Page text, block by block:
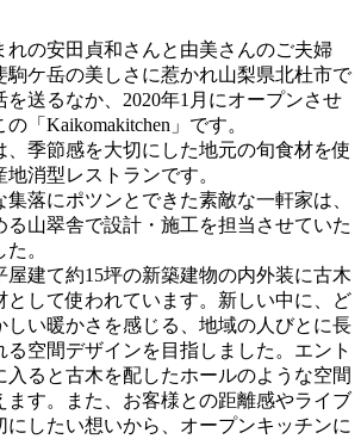
れの安田貞和さんと由美さんのご夫婦
駒ケ岳の美しさに惹かれ山梨県北杜市で
を送るなか、2020年1月にオープンさせ
「Kaikomakitchen」です。
季節感を大切にした地元の旬食材を使
地消型レストランです。
落にポツンとできた素敵な一軒家は、
る山翠舎で設計・施工を担当させていた
。
建て約15坪の新築建物の内外装に古木
として使われています。新しい中に、ど
しい暖かさを感じる、地域の人びとに長
る空間デザインを目指しました。エント
入ると古木を配したホールのような空間
ます。また、お客様との距離感やライブ
にしたい想いから、オープンキッチンに